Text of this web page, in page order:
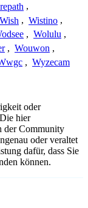
,
Wish , Wistino ,
, Wolulu ,
, Wouwon ,
, Wyzecam
oder
hier
der Community
oder veraltet
dafür, dass Sie
können.